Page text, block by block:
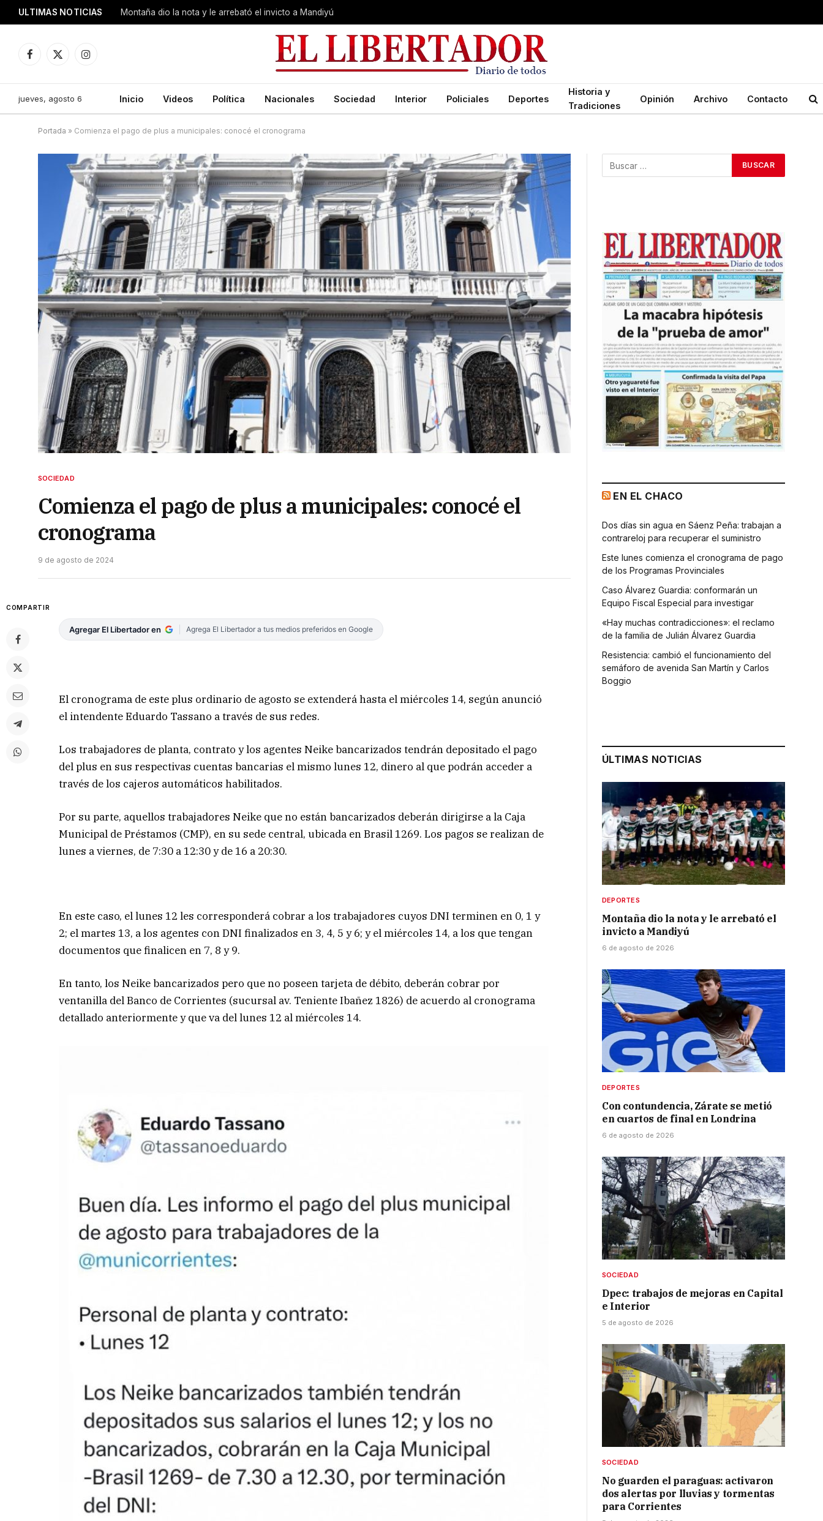
ULTIMAS NOTICIAS Montaña dio la nota y le arrebató el invicto a Mandiyú
Facebook
X
Instagram
jueves, agosto 6 Inicio Videos Política Nacionales Sociedad Interior Policiales Deportes
Historia y
Tradiciones
Opinión Archivo Contacto
Portada » Comienza el pago de plus a municipales: conocé el cronograma
SOCIEDAD
Comienza el pago de plus a municipales: conocé el
cronograma
9 de agosto de 2024
COMPARTIR
Agregar El Libertador en Agrega El Libertador a tus medios preferidos en Google
El cronograma de este plus ordinario de agosto se extenderá hasta el miércoles 14, según anunció
el intendente Eduardo Tassano a través de sus redes.
Los trabajadores de planta, contrato y los agentes Neike bancarizados tendrán depositado el pago
del plus en sus respectivas cuentas bancarias el mismo lunes 12, dinero al que podrán acceder a
través de los cajeros automáticos habilitados.
Por su parte, aquellos trabajadores Neike que no están bancarizados deberán dirigirse a la Caja
Municipal de Préstamos (CMP), en su sede central, ubicada en Brasil 1269. Los pagos se realizan de
lunes a viernes, de 7:30 a 12:30 y de 16 a 20:30.
En este caso, el lunes 12 les corresponderá cobrar a los trabajadores cuyos DNI terminen en 0, 1 y
2; el martes 13, a los agentes con DNI finalizados en 3, 4, 5 y 6; y el miércoles 14, a los que tengan
documentos que finalicen en 7, 8 y 9.
En tanto, los Neike bancarizados pero que no poseen tarjeta de débito, deberán cobrar por
ventanilla del Banco de Corrientes (sucursal av. Teniente Ibañez 1826) de acuerdo al cronograma
detallado anteriormente y que va del lunes 12 al miércoles 14.
EN EL CHACO
Dos días sin agua en Sáenz Peña: trabajan a
contrareloj para recuperar el suministro
Este lunes comienza el cronograma de pago
de los Programas Provinciales
Caso Álvarez Guardia: conformarán un
Equipo Fiscal Especial para investigar
«Hay muchas contradicciones»: el reclamo
de la familia de Julián Álvarez Guardia
Resistencia: cambió el funcionamiento del
semáforo de avenida San Martín y Carlos
Boggio
ÚLTIMAS NOTICIAS
DEPORTES
Montaña dio la nota y le arrebató el
invicto a Mandiyú
6 de agosto de 2026
DEPORTES
Con contundencia, Zárate se metió
en cuartos de final en Londrina
6 de agosto de 2026
SOCIEDAD
Dpec: trabajos de mejoras en Capital
e Interior
5 de agosto de 2026
SOCIEDAD
No guarden el paraguas: activaron
dos alertas por lluvias y tormentas
para Corrientes